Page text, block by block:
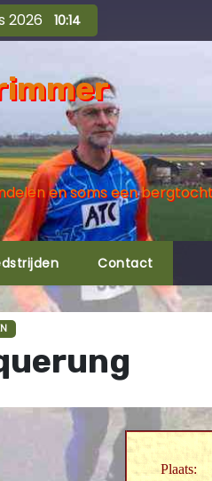
2026 10:14
en soms een
Contact
Plaats: